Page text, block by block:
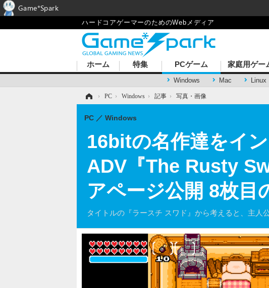
ハードコアゲーマーのためのWebメディア
ホーム 特集 PCゲーム
Windows Mac Linux
家庭用ゲー
› PC › Windows › 記事 › 写真・画像
16bitの名作達をイ
ADV『The Rusty
アページ公開 8枚目
タイトルの『ラースチ スワド』から考えると、主人
PC Windows
Game*Spark